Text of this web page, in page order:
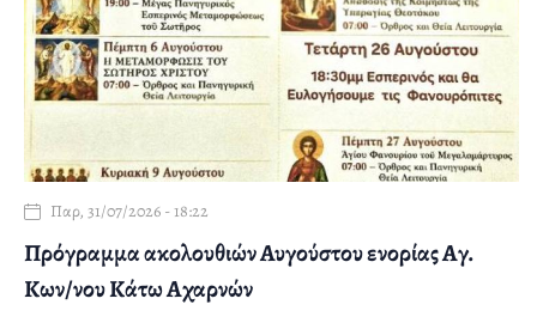
Παρ, 31/07/2026 - 18:22
Πρόγραμμα ακολουθιών Αυγούστου ενορίας Αγ.
Κων/νου Κάτω Αχαρνών